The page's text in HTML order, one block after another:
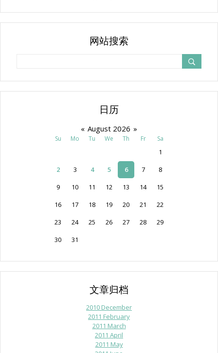
网站搜索
日历
« August 2026 »
Su Mo Tu We Th Fr Sa
1
2
3 4 5 6 7
8
9
10 11 12 13 14
15
16
17 18 19 20 21
22
23
24 25 26 27 28
29
30
31
文章归档
2010 December
2011 February
2011 March
2011 April
2011 May